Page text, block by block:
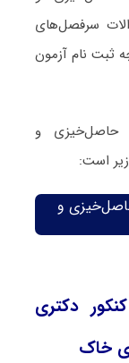
سرفصل‌های
ثبت نام آزمون
حاصل‌خیزی و
است:
و
دکتری
خاک